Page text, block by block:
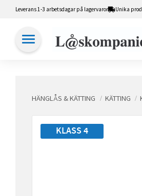
Leverans 1-3 arbetsdagar på lagervaror Unika
HÄNGLÅS & KÄTTING KÄTTING
KLASS 4